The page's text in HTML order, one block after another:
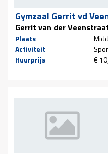
Gymzaal Gerrit vd
Gerrit van der
Plaats
Activiteit
Huurprijs
€